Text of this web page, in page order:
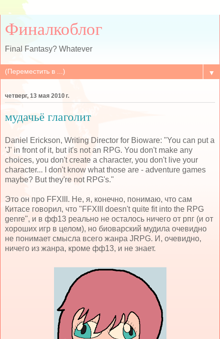
Финалкоблог
Final Fantasy? Whatever
▼
четверг, 13 мая 2010 г.
мудачьё глаголит
Daniel Erickson, Writing Director for Bioware: "You can put a
'J' in front of it, but it's not an RPG. You don't make any
choices, you don't create a character, you don't live your
character... I don't know what those are - adventure games
maybe? But they're not RPG's."
Это он про FFXIII. Не, я, конечно, понимаю, что сам
Китасе говорил, что "FFXIII doesn't quite fit into the RPG
genre", и в фф13 реально не осталось ничего от рпг (и от
хороших игр в целом), но биоварский мудила очевидно
не понимает смысла всего жанра JRPG. И, очевидно,
ничего из жанра, кроме фф13, и не знает.